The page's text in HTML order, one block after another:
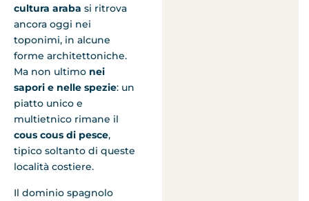
cultura araba si ritrova
ancora oggi nei
toponimi, in alcune
forme architettoniche.
Ma non ultimo nei
sapori e nelle spezie: un
piatto unico e
multietnico rimane il
cous cous di pesce,
tipico soltanto di queste
località costiere.
Il dominio spagnolo